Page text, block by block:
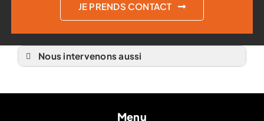
JE PRENDS CONTACT
Nous intervenons aussi
Rambarde et Rampe à Gorron 53
Menu